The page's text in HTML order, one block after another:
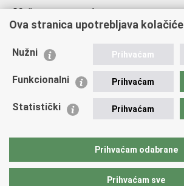
Važne poveznice
Ministarstvo unutarnjih poslova
Udruge
Policijska akademija
Zaklada policijske solidarnosti
Vučetić"
Ova stranica upotrebljava kolačiće
Nužni Prihvaćam
Funkcionalni Prihvaćam
Statistički Prihvaćam
Prihvaćam odabrane
Prihvaćam sve